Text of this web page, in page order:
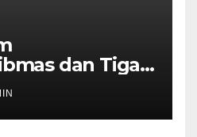
dan Tiga
Ungaran
Warga
Ronda